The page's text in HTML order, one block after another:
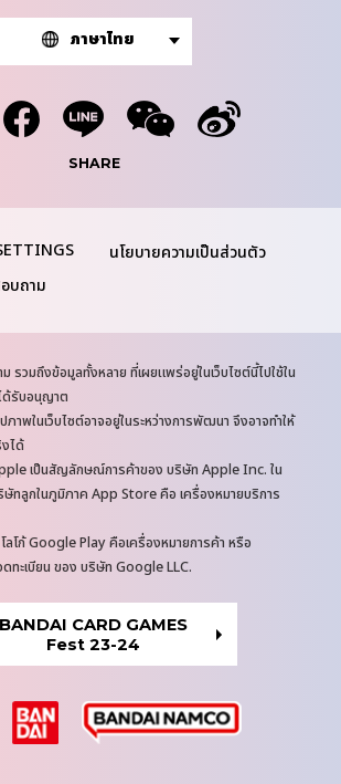
ภาษาไทย
SHARE
นโยบายความเป็นส่วนตัว
บถาม
รวมถึงข้อมูลทั้งหลาย ที่เผยแพร่อยู่ในเว็บไซต์นี้ไปใช้ใน
ด้รับอนุญาต
าพในเว็บไซต์อาจอยู่ในระหว่างการพัฒนา จึงอาจทำให้
ได้
เป็นสัญลักษณ์การค้าของ บริษัท Apple Inc. ใน
ษัทลูกในภูมิภาค App Store คือ เครื่องหมายบริการ
โก้ Google Play คือเครื่องหมายการค้า หรือ
ทะเบียน ของ บริษัท Google LLC.
BANDAI CARD GAMES
Fest 23-24